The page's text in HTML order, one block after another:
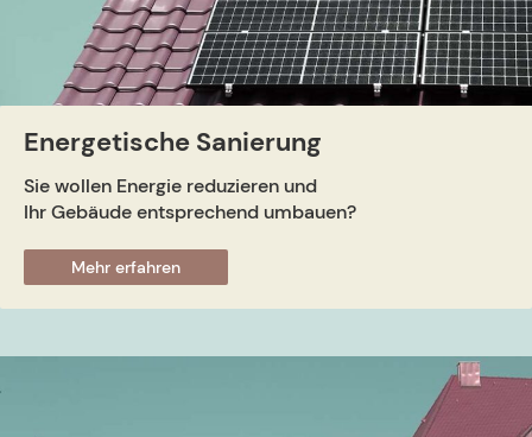
Energetische Sanierung
Sie wollen Energie reduzieren und
Ihr Gebäude entsprechend umbauen?
Mehr erfahren